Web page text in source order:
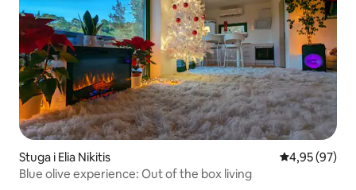
Stuga i Elia Nikitis 4,95 av 5 i
4,95 (97)
Blue olive experience: Out of the box living